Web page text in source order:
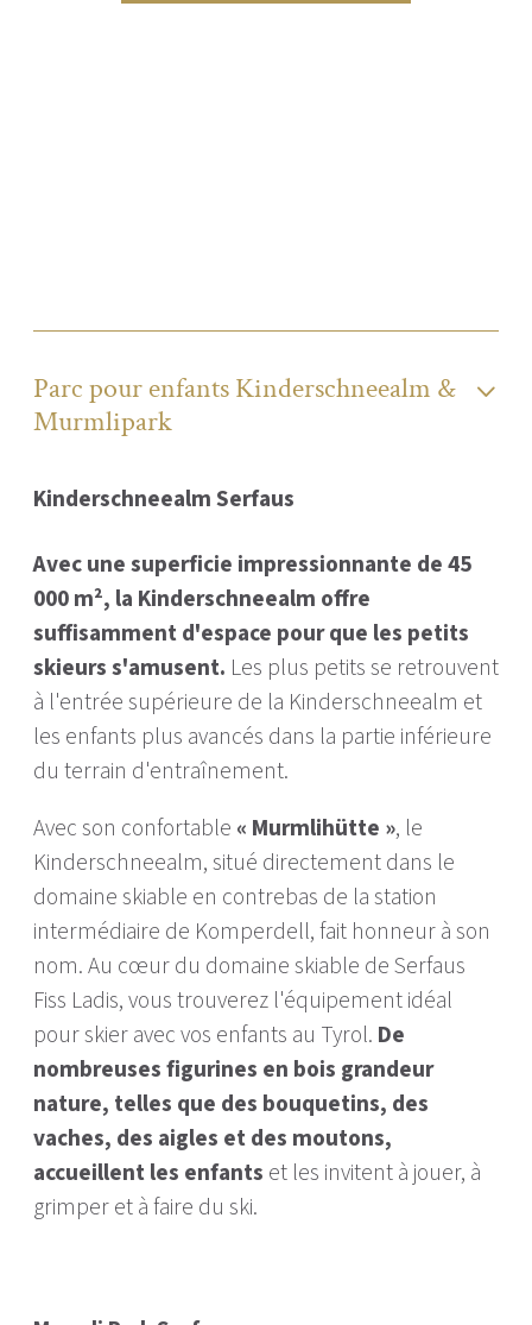
Parc pour enfants Kinderschneealm &
Murmlipark
Kinderschneealm Serfaus
Avec une superficie impressionnante de 45
000 m², la Kinderschneealm offre
suffisamment d'espace pour que les petits
skieurs s'amusent. Les plus petits se retrouvent
à l'entrée supérieure de la Kinderschneealm et
les enfants plus avancés dans la partie inférieure
du terrain d'entraînement.
Avec son confortable « Murmlihütte », le
Kinderschneealm, situé directement dans le
domaine skiable en contrebas de la station
intermédiaire de Komperdell, fait honneur à son
nom. Au cœur du domaine skiable de Serfaus
Fiss Ladis, vous trouverez l'équipement idéal
pour skier avec vos enfants au Tyrol. De
nombreuses figurines en bois grandeur
nature, telles que des bouquetins, des
vaches, des aigles et des moutons,
accueillent les enfants et les invitent à jouer, à
grimper et à faire du ski.